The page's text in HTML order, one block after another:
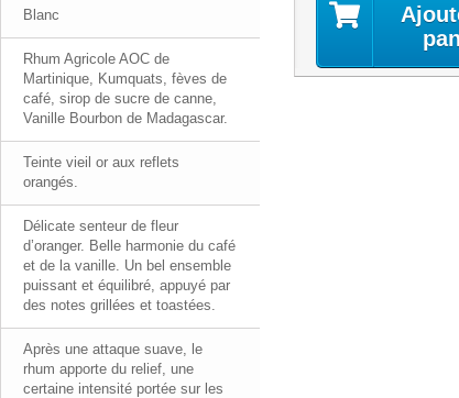
Blanc
Rhum Agricole AOC de
Martinique, Kumquats, fèves de
café, sirop de sucre de canne,
Vanille Bourbon de Madagascar.
Teinte vieil or aux reflets
orangés.
Délicate senteur de fleur
d’oranger. Belle harmonie du café
et de la vanille. Un bel ensemble
puissant et équilibré, appuyé par
des notes grillées et toastées.
Après une attaque suave, le
rhum apporte du relief, une
certaine intensité portée sur les